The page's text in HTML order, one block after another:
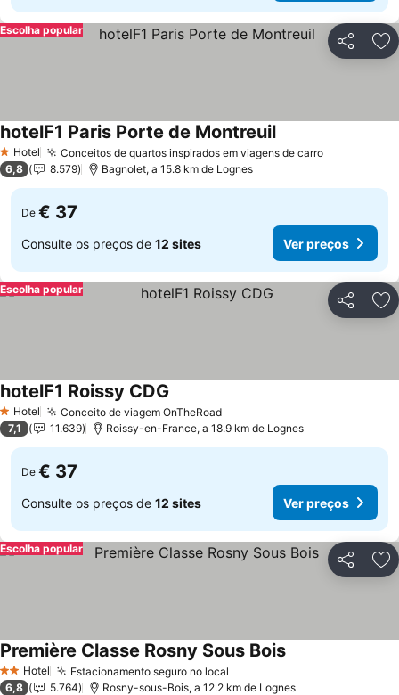
Partilhar
Escolha popular
1 Estrelas
Hotel Conceitos de quartos inspirados em viagens de carroVer preços
hotelF1 Paris Porte de MontreuilVer preços
6,8 8.579 Bagnolet, a 15.8 km de Lognes
De € 37
Consulte os preços de 12 sites Ver preços
Partilhar
Escolha popular
1 Estrelas
Hotel Conceito de viagem OnTheRoadVer preços
hotelF1 Roissy CDG
7,1 11.639 Roissy-en-France, a 18.9 km de Lognes
De € 37
Consulte os preços de 12 sites Ver preços
Partilhar
Escolha popular
2 Estrelas
Hotel Estacionamento seguro no local
Première Classe Rosny Sous BoisVer preços
6,8 5.764 Rosny-sous-Bois, a 12.2 km de Lognes